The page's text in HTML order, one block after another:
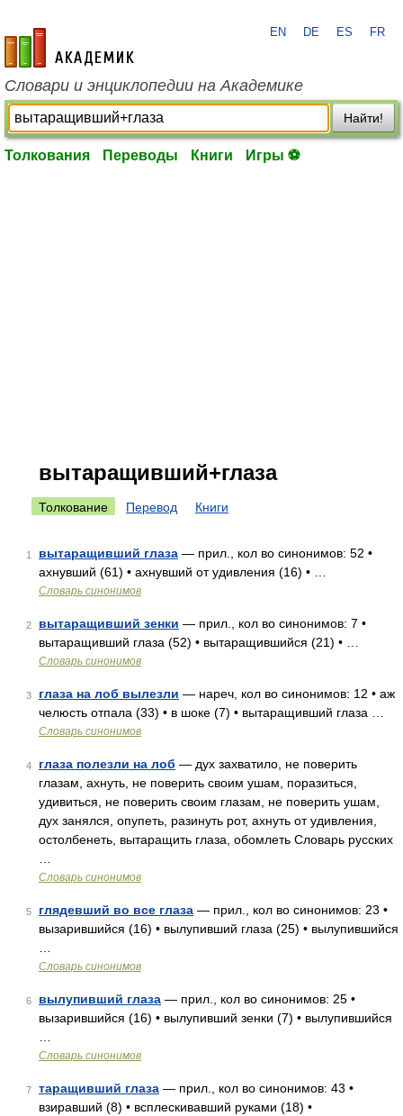
academic.ru
EN DE ES FR
Словари и энциклопедии на Академике
Найти!
Толкования Переводы Книги Игры ⚽
вытаращивший+глаза
Толкование Перевод Книги
1 вытаращивший глаза — прил., кол во синонимов: 52 •
ахнувший (61) • ахнувший от удивления (16) • …
Словарь синонимов
2 вытаращивший зенки — прил., кол во синонимов: 7 •
вытаращивший глаза (52) • вытаращившийся (21) • …
Словарь синонимов
3 глаза на лоб вылезли — нареч, кол во синонимов: 12 • аж
челюсть отпала (33) • в шоке (7) • вытаращивший глаза …
Словарь синонимов
4 глаза полезли на лоб — дух захватило, не поверить
глазам, ахнуть, не поверить своим ушам, поразиться,
удивиться, не поверить своим глазам, не поверить ушам,
дух занялся, опупеть, разинуть рот, ахнуть от удивления,
остолбенеть, вытаращить глаза, обомлеть Словарь русских
Словарь синонимов
5 глядевший во все глаза — прил., кол во синонимов: 23 •
вызарившийся (16) • вылупивший глаза (25) • вылупившийся
Словарь синонимов
6 вылупивший глаза — прил., кол во синонимов: 25 •
вызарившийся (16) • вылупивший зенки (7) • вылупившийся
Словарь синонимов
7 таращивший глаза — прил., кол во синонимов: 43 •
взиравший (8) • всплескивавший руками (18) •